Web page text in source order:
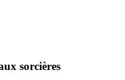
sorcières